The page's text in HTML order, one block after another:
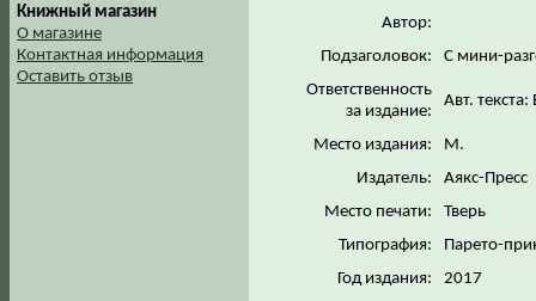
Книжный магазин
О магазине
Контактная информация
Оставить отзыв
Автор:
Подзаголовок:
С мини-
Ответственность
за издание:
Авт.
Место издания:
М.
Издатель:
Аякс-Пресс
Место печати:
Тверь
Типография:
Парето-
Год издания:
2017